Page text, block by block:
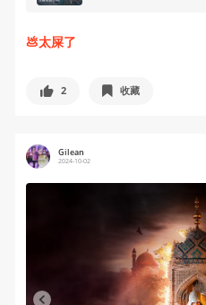
💩太屎了
2 收藏
Gilean
2024-10-02